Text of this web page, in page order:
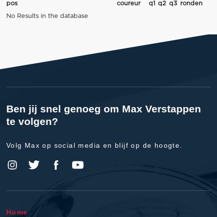
pos coureur q1 q2 q3 ronden
No Results in the database
Ben jij snel genoeg om Max Verstappen
te volgen?
Volg Max op social media en blijf op de hoogte.
Home